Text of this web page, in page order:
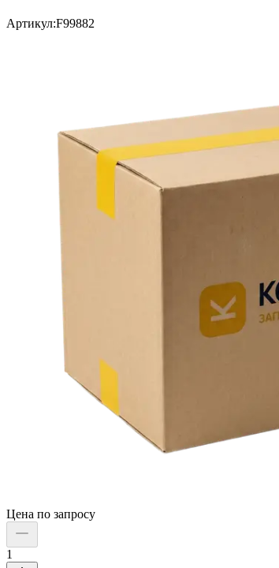
Артикул:F99882
Цена по запросу
1